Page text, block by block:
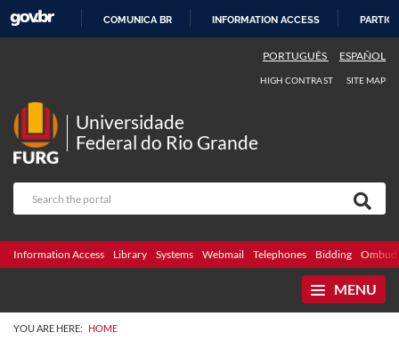
COMUNICA BR INFORMATION ACCESS
PORTUGUÊS ESPAÑOL
HIGH CONTRAST SITE MAP
Universidade
Federal do Rio Grande
Information Access Library Systems Webmail Telephones Bidding
MENU
YOU ARE HERE: HOME